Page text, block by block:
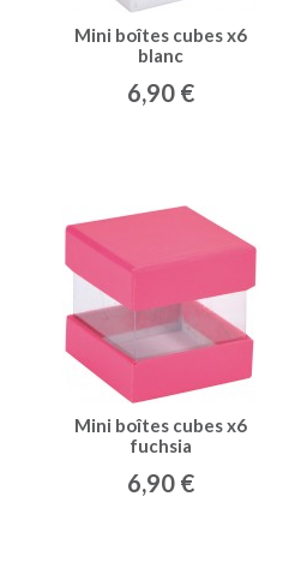
Mini boîtes cubes x6
blanc
6,90 €
Mini boîtes cubes x6
fuchsia
6,90 €